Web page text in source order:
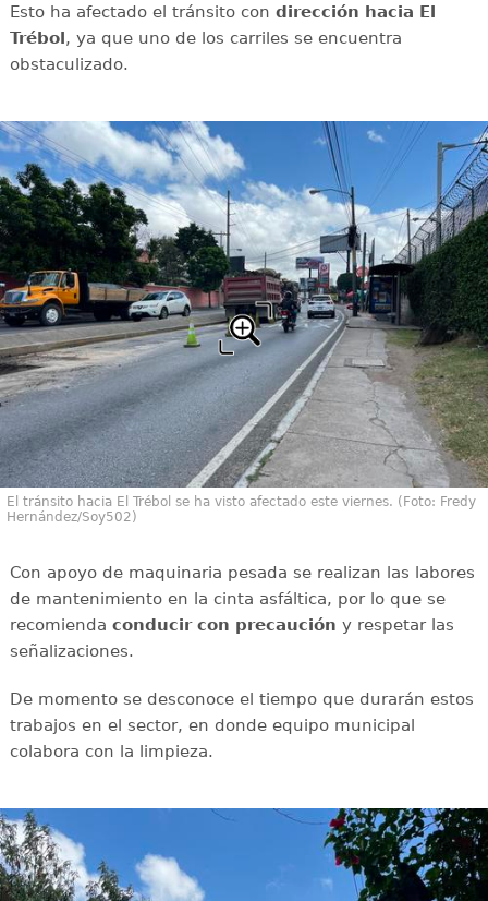
Esto ha afectado el tránsito con dirección hacia El
Trébol , ya que uno de los carriles se encuentra
obstaculizado.
El tránsito hacia El Trébol se ha visto afectado este viernes. (Foto: Fredy
Hernández/Soy502)
Con apoyo de maquinaria pesada se realizan las labores
de mantenimiento en la cinta asfáltica, por lo que se
recomienda conducir con precaución y respetar las
señalizaciones.
De momento se desconoce el tiempo que durarán estos
trabajos en el sector, en donde equipo municipal
colabora con la limpieza.